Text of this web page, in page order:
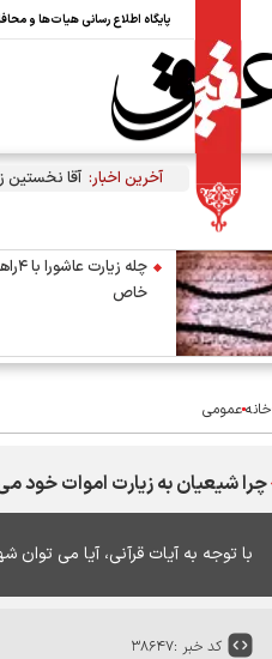
پایگاه اطلاع رسانی هیات‌ها و
آخرین اخبار: آقا نخستین
چله زیارت
خاص
خانهعمومی
چرا شيعيان به زيارت اموات خود
با توجه به آيات قرآنى، آيا مى
کد خبر :۳۸۶۴۷